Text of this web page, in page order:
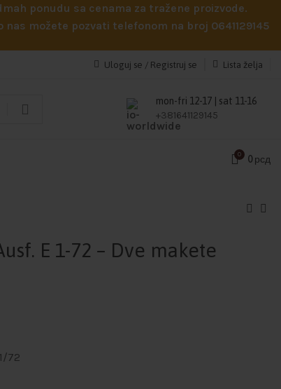
ponudu sa cenama za tražene proizvode.
možete pozvati telefonom na broj 0641129145
Uloguj se / Registruj se Lista želja
mon-fri 12-17 | sat 11-16
+381641129145
0 0 рсд
E 1-72 – Dve makete
72